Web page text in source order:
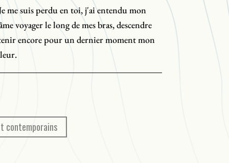
me suis perdu en toi, j'ai entendu mon
voyager le long de mes bras, descendre
encore pour un dernier moment mon
sidatiques d'Amérique.
contemporains